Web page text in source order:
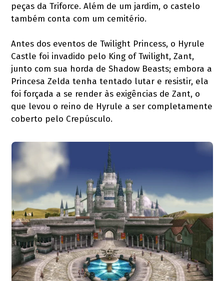
peças da Triforce. Além de um jardim, o castelo
também conta com um cemitério.
Antes dos eventos de Twilight Princess, o Hyrule
Castle foi invadido pelo King of Twilight, Zant,
junto com sua horda de Shadow Beasts; embora a
Princesa Zelda tenha tentado lutar e resistir, ela
foi forçada a se render às exigências de Zant, o
que levou o reino de Hyrule a ser completamente
coberto pelo Crepúsculo.